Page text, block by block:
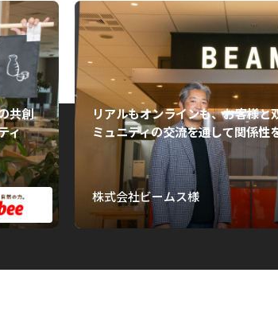
共創
ィ
リアルもオンラインも、お客様と
ミュニティの交流を通して関係性
株式会社ビームス様